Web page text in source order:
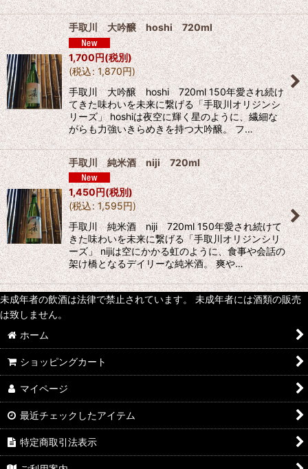
手取川 大吟醸 hoshi 720ml
1,700円(税別)
(税込: 1,870円)
手取川 大吟醸 hoshi 720ml 150年愛され続け
てきた味わいを未来に繋げる「手取川オリジンシ
リーズ」 hoshiは夜空に輝く星のように、繊細な
がらも力強いきらめきを持つ大吟醸。 フ…
手取川 純米酒 niji 720ml
1,450円(税別)
(税込: 1,595円)
手取川 純米酒 niji 720ml 150年愛され続けて
きた味わいを未来に繋げる「手取川オリジンシリ
ーズ」 nijiは空にかかる虹のように、食事や会話の
架け橋となるデイリーな純米酒。 爽や…
未成年者の飲酒は法律で禁止されています。 未成年者には酒類の販売
は致しません。
ホーム
ショッピングカート
マイページ
最近チェックしたアイテム
特定商取引法表示